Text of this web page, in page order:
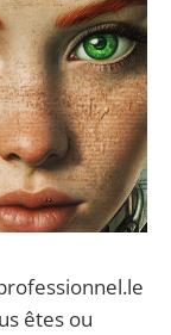
êtes ou